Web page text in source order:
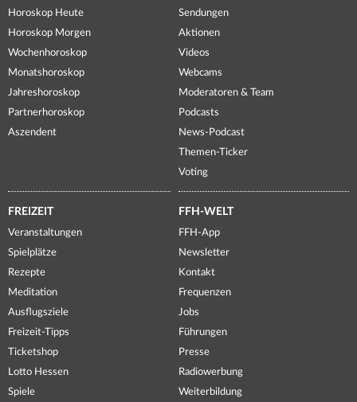
Horoskop Heute
Horoskop Morgen
Wochenhoroskop
Monatshoroskop
Jahreshoroskop
Partnerhoroskop
Aszendent
Sendungen
Aktionen
Videos
Webcams
Moderatoren & Team
Podcasts
News-Podcast
Themen-Ticker
Voting
FREIZEIT
Veranstaltungen
Spielplätze
Rezepte
Meditation
Ausflugsziele
Freizeit-Tipps
Ticketshop
Lotto Hessen
Spiele
FFH-WELT
FFH-App
Newsletter
Kontakt
Frequenzen
Jobs
Führungen
Presse
Radiowerbung
Weiterbildung